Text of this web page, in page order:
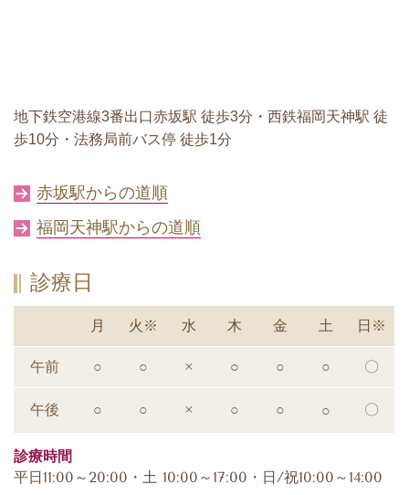
地下鉄空港線3番出口赤坂駅 徒歩3分・西鉄福岡天神駅 徒
歩10分・法務局前バス停 徒歩1分
赤坂駅からの道順
福岡天神駅からの道順
診療日
月 火※ 水 木 金 土 日※
午前 ○ ○ × ○ ○ ○ 〇
午後 ○ ○ × ○ ○ ○ 〇
診療時間
平日11:00～20:00・土 10:00～17:00・日/祝10:00～14:00